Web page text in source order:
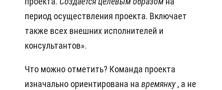
период осуществления проекта. Включает
также всех внешних исполнителей и
консультантов».
Что можно отметить? Команда проекта
изначально ориентирована на времянку, а не